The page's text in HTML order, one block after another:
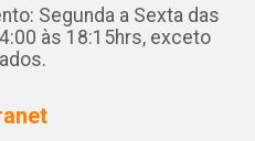
Segunda a Sexta das
às 18:15hrs, exceto